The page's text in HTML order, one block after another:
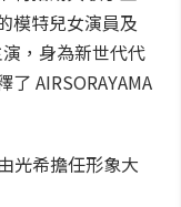
模特兒女演員及
，身為新世代代
AIRSORAYAMA
光希擔任形象大